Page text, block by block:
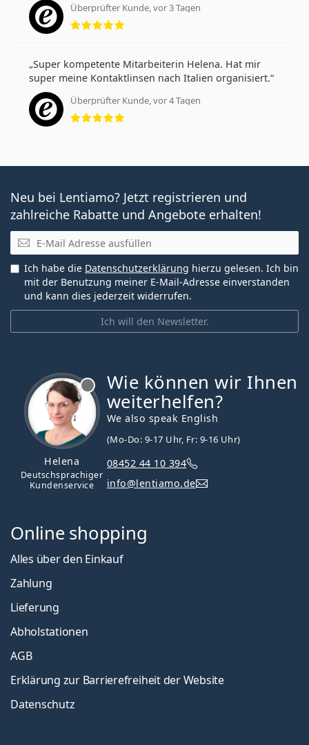
Überprüfter Kunde, vor 3 Tagen
Bewertung 5 aus 5
Super kompetente Mitarbeiterin Helena. Hat mir
super meine Kontaktlinsen nach Italien organisiert.
Überprüfter Kunde, vor 4 Tagen
Bewertung 5 aus 5
Neu bei Lentiamo? Jetzt registrieren und
zahlreiche Rabatte und Angebote erhalten!
E-Mail
Ich will den Newsletter.
Ich habe die Datenschutzerklärung hierzu gelesen. Ich bin
mit der Benutzung meiner E-Mail-Adresse einverstanden
und kann dies jederzeit widerrufen.
Helena
Deutschsprachiger
Kundenservice
Wie können wir Ihnen
weiterhelfen?
We also speak English
(Mo-Do: 9-17 Uhr, Fr: 9-16 Uhr)
08452 44 10 394
info@lentiamo.de
Online shopping
Alles über den Einkauf
Zahlung
Lieferung
Abholstationen
AGB
Erklärung zur Barrierefreiheit der Website
Datenschutz